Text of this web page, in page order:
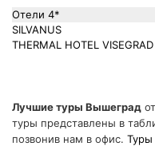
Отели 4*
SILVANUS
THERMAL HOTEL VISEGRAD
Лучшие туры Вышеград
туры представлены в
позвонив нам в офис. Туры